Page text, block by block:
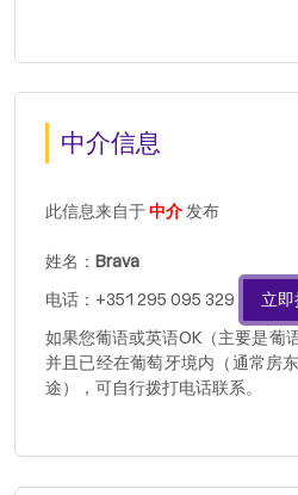
中介信息
此信息来自于中介发布
姓名： Brava
电话：+351 295 095 329
立
如果您葡语或英语OK（主要是葡
并且已经在葡萄牙境内（通常房
途），可自行拨打电话联系。